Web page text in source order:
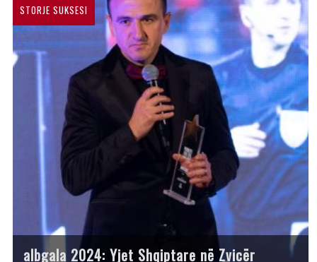
STORJE SUKSESI
albgala 2024: Yjet Shqiptare në Zvicër